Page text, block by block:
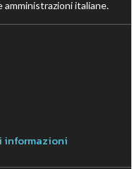
italiane.
informazioni